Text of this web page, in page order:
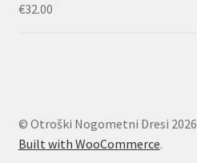
€32.00
© Otroški Nogometni Dresi 2026
Built with WooCommerce.